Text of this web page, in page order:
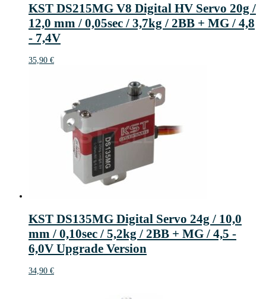
KST DS215MG V8 Digital HV Servo 20g /
12,0 mm / 0,05sec / 3,7kg / 2BB + MG / 4,8
- 7,4V
35,90 €
KST DS135MG Digital Servo 24g / 10,0
mm / 0,10sec / 5,2kg / 2BB + MG / 4,5 -
6,0V Upgrade Version
34,90 €